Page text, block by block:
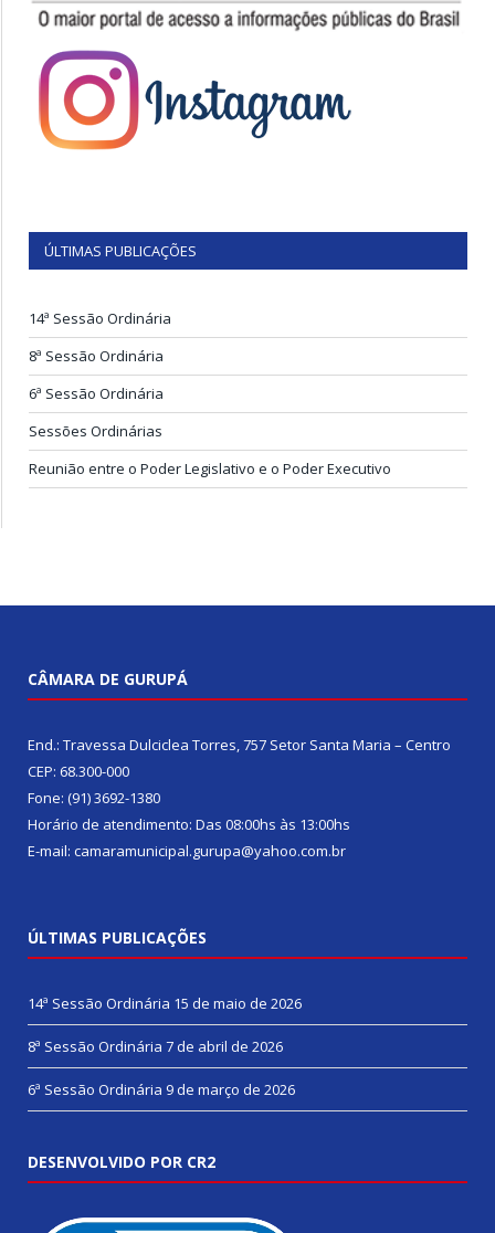
ÚLTIMAS PUBLICAÇÕES
14ª Sessão Ordinária
8ª Sessão Ordinária
6ª Sessão Ordinária
Sessões Ordinárias
Reunião entre o Poder Legislativo e o Poder Executivo
CÂMARA DE GURUPÁ
End.: Travessa Dulciclea Torres, 757 Setor Santa Maria – Centro
CEP: 68.300-000
Fone: (91) 3692-1380
Horário de atendimento: Das 08:00hs às 13:00hs
E-mail: camaramunicipal.gurupa@yahoo.com.br
ÚLTIMAS PUBLICAÇÕES
14ª Sessão Ordinária 15 de maio de 2026
8ª Sessão Ordinária 7 de abril de 2026
6ª Sessão Ordinária 9 de março de 2026
DESENVOLVIDO POR CR2